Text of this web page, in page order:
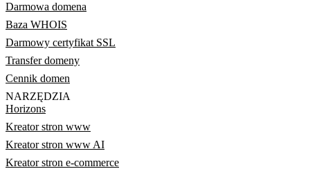
Darmowa domena
Baza WHOIS
Darmowy certyfikat SSL
Transfer domeny
Cennik domen
NARZĘDZIA
Horizons
Kreator stron www
Kreator stron www AI
Kreator stron e-commerce